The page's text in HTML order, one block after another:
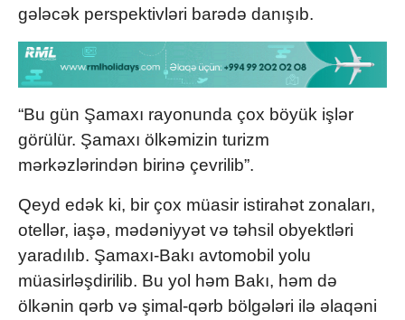
gələcək perspektivləri barədə danışıb.
“Bu gün Şamaxı rayonunda çox böyük işlər
görülür. Şamaxı ölkəmizin turizm
mərkəzlərindən birinə çevrilib”.
Qeyd edək ki, bir çox müasir istirahət zonaları,
otellər, iaşə, mədəniyyət və təhsil obyektləri
yaradılıb. Şamaxı-Bakı avtomobil yolu
müasirləşdirilib. Bu yol həm Bakı, həm də
ölkənin qərb və şimal-qərb bölgələri ilə əlaqəni